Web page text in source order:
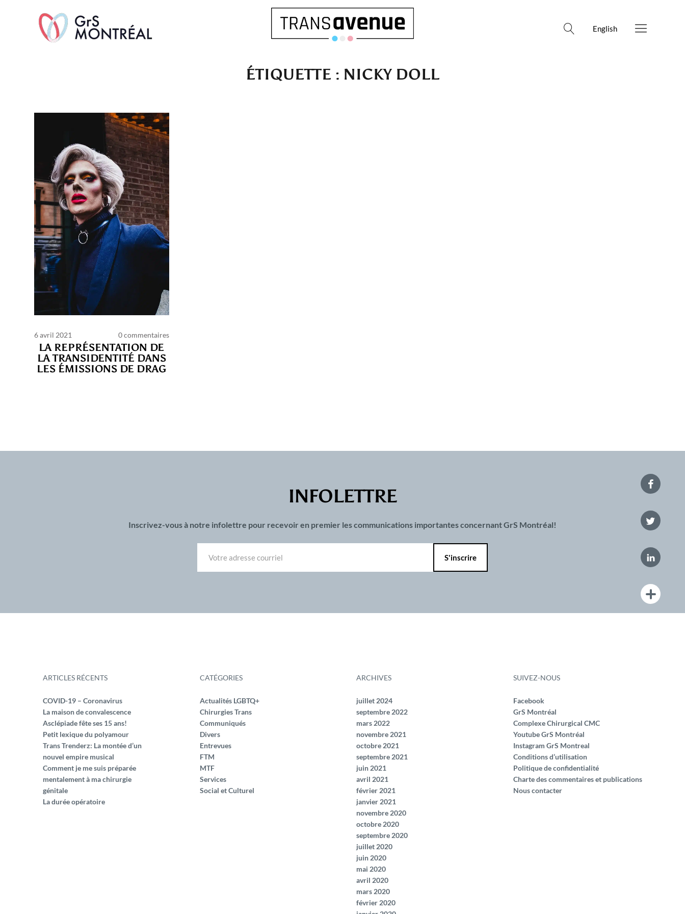
English
ÉTIQUETTE : NICKY DOLL
6 avril 2021 0 commentaires
LA REPRÉSENTATION DE
LA TRANSIDENTITÉ DANS
LES ÉMISSIONS DE DRAG
INFOLETTRE
Inscrivez-vous à notre infolettre pour recevoir en premier les communications importantes concernant GrS Montréal!
ARTICLES RÉCENTS
COVID-19 – Coronavirus
La maison de convalescence
Asclépiade fête ses 15 ans!
Petit lexique du polyamour
Trans Trenderz: La montée d’un
nouvel empire musical
Comment je me suis préparée
mentalement à ma chirurgie
génitale
La durée opératoire
CATÉGORIES
Actualités LGBTQ+
Chirurgies Trans
Communiqués
Divers
Entrevues
FTM
MTF
Services
Social et Culturel
ARCHIVES
juillet 2024
septembre 2022
mars 2022
novembre 2021
octobre 2021
septembre 2021
juin 2021
avril 2021
février 2021
janvier 2021
novembre 2020
octobre 2020
septembre 2020
juillet 2020
juin 2020
mai 2020
avril 2020
mars 2020
février 2020
SUIVEZ-NOUS
Facebook
GrS Montréal
Complexe Chirurgical CMC
Youtube GrS Montréal
Instagram GrS Montreal
Conditions d’utilisation
Politique de confidentialité
Charte des commentaires et publications
Nous contacter